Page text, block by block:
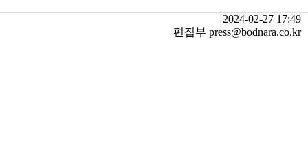
2024-02-27 17:49
편집부 press@bodnara.co.kr